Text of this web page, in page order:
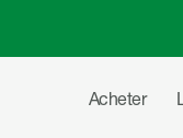
Acheter